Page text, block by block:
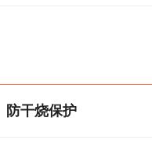
防干烧保护